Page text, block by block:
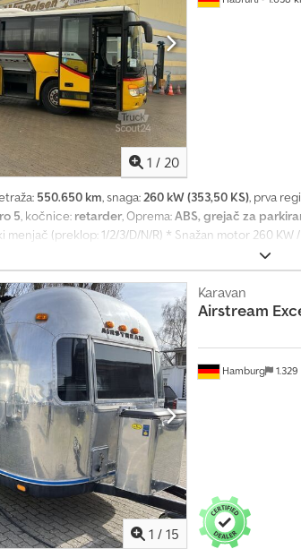
sledeće jezike: nemački, engleski, poljski, turski
izbegla pogrešna očekivanja kupca o stanju i
su bez garancije. Ne preuzimamo odgovornost za
pravo na izmene, međuprodaju i greške.
1 / 20
550.650 km, snaga:260 kW (353,50 KS), prva
5, kočnice: retarder, Oprema:ABS, grejač za
menjač (preklop: 1/2/3/D/N/R) * Snažan motor 260
45 sedišta * 28 mesta za stajanje * Duplo
/ zadnji * Zaključavanje nosača za skije * AHK –
* Sve informacije bez garancije *
1 / 15
Hamburg 1.329
Karavan
Airstream